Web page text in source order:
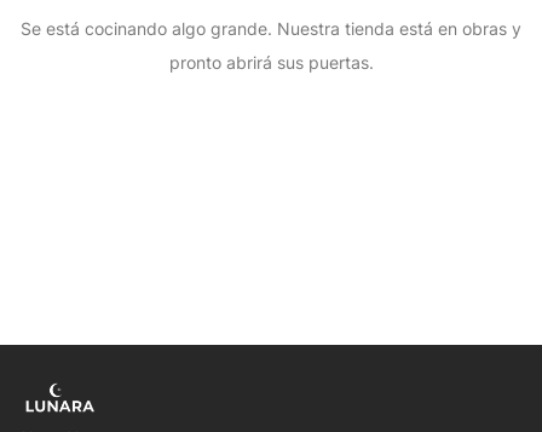
Se está cocinando algo grande. Nuestra tienda está en obras y
pronto abrirá sus puertas.